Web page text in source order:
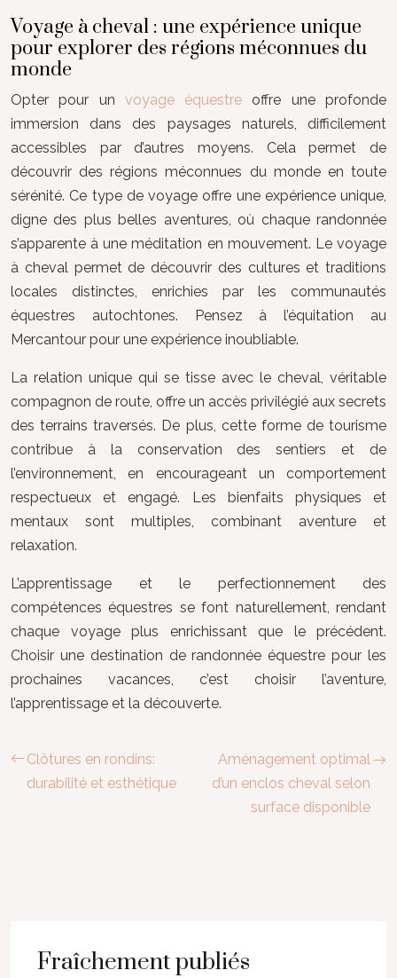
Voyage à cheval : une expérience unique
pour explorer des régions méconnues du
monde
Opter pour un voyage équestre offre une profonde
immersion dans des paysages naturels, difficilement
accessibles par d’autres moyens. Cela permet de
découvrir des régions méconnues du monde en toute
sérénité. Ce type de voyage offre une expérience unique,
digne des plus belles aventures, où chaque randonnée
s’apparente à une méditation en mouvement. Le voyage
à cheval permet de découvrir des cultures et traditions
locales distinctes, enrichies par les communautés
équestres autochtones. Pensez à l’équitation au
Mercantour pour une expérience inoubliable.
La relation unique qui se tisse avec le cheval, véritable
compagnon de route, offre un accès privilégié aux secrets
des terrains traversés. De plus, cette forme de tourisme
contribue à la conservation des sentiers et de
l’environnement, en encourageant un comportement
respectueux et engagé. Les bienfaits physiques et
mentaux sont multiples, combinant aventure et
relaxation.
L’apprentissage et le perfectionnement des
compétences équestres se font naturellement, rendant
chaque voyage plus enrichissant que le précédent.
Choisir une destination de randonnée équestre pour les
prochaines vacances, c’est choisir l’aventure,
l’apprentissage et la découverte.
Clôtures en rondins:
durabilité et esthétique
Aménagement optimal
d’un enclos cheval selon
surface disponible
Fraîchement publiés